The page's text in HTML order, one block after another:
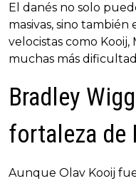
El danés no solo
masivas, sino
velocistas como
muchas más
Bradley
fortaleza de
Aunque Olav Kooij